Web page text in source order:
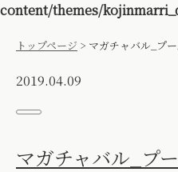
content/themes/
トップページ > マガチャバル_プ
2019.04.09
マガチャバル_プ